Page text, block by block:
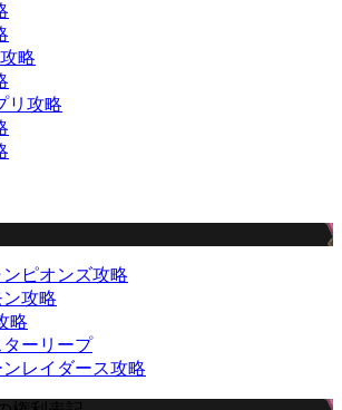
略
リ攻略
ピオンズ攻略
攻略
略
ーリープ
レイダース攻略